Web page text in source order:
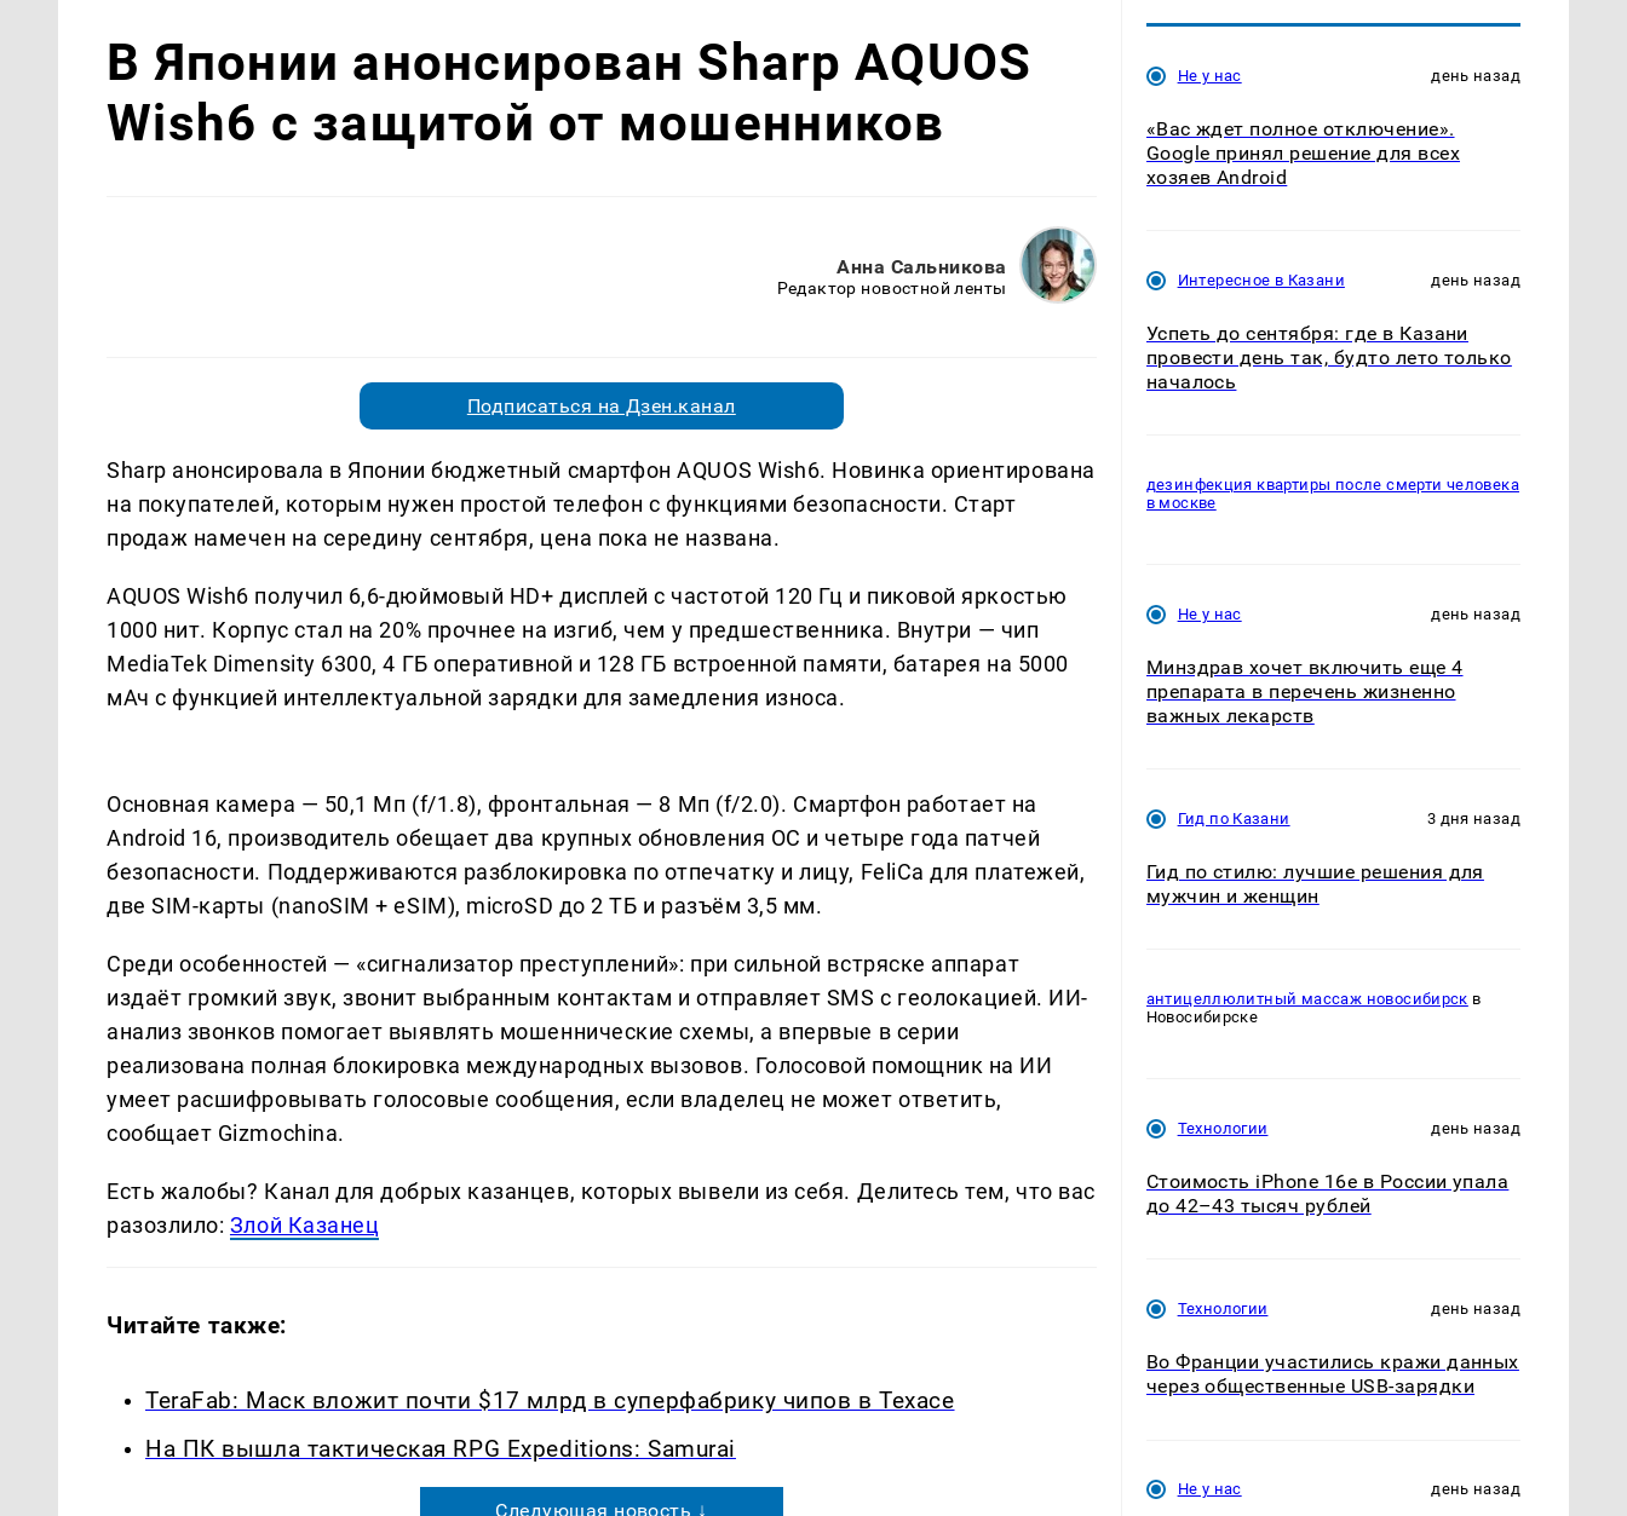
В Японии анонсирован Sharp AQUOS
Wish6 с защитой от мошенников
Анна Сальникова
Редактор новостной ленты
Подписаться на Дзен.канал
Sharp анонсировала в Японии бюджетный смартфон AQUOS Wish6. Новинка ориентирована
на покупателей, которым нужен простой телефон с функциями безопасности. Старт
продаж намечен на середину сентября, цена пока не названа.
AQUOS Wish6 получил 6,6-дюймовый HD+ дисплей с частотой 120 Гц и пиковой яркостью
1000 нит. Корпус стал на 20% прочнее на изгиб, чем у предшественника. Внутри — чип
MediaTek Dimensity 6300, 4 ГБ оперативной и 128 ГБ встроенной памяти, батарея на 5000
мАч с функцией интеллектуальной зарядки для замедления износа.
Основная камера — 50,1 Мп (f/1.8), фронтальная — 8 Мп (f/2.0). Смартфон работает на
Android 16, производитель обещает два крупных обновления ОС и четыре года патчей
безопасности. Поддерживаются разблокировка по отпечатку и лицу, FeliCa для платежей,
две SIM-карты (nanoSIM + eSIM), microSD до 2 ТБ и разъём 3,5 мм.
Среди особенностей — «сигнализатор преступлений»: при сильной встряске аппарат
издаёт громкий звук, звонит выбранным контактам и отправляет SMS с геолокацией. ИИ-
анализ звонков помогает выявлять мошеннические схемы, а впервые в серии
реализована полная блокировка международных вызовов. Голосовой помощник на ИИ
умеет расшифровывать голосовые сообщения, если владелец не может ответить,
сообщает Gizmochina.
Есть жалобы? Канал для добрых казанцев, которых вывели из себя. Делитеcь тем, что вас
разозлило: Злой Казанец
Читайте также:
TeraFab: Маск вложит почти $17 млрд в суперфабрику чипов в Техасе
На ПК вышла тактическая RPG Expeditions: Samurai
Следующая новость ↓
Не у нас день назад
«Вас ждет полное отключение».
Google принял решение для всех
хозяев Android
Интересное в Казани день назад
Успеть до сентября: где в Казани
провести день так, будто лето только
началось
дезинфекция квартиры после смерти человека
в москве
Не у нас день назад
Минздрав хочет включить еще 4
препарата в перечень жизненно
важных лекарств
Гид по Казани 3 дня назад
Гид по стилю: лучшие решения для
мужчин и женщин
антицеллюлитный массаж новосибирск в
Новосибирске
Технологии день назад
Стоимость iPhone 16e в России упала
до 42–43 тысяч рублей
Технологии день назад
Во Франции участились кражи данных
через общественные USB-зарядки
Не у нас день назад